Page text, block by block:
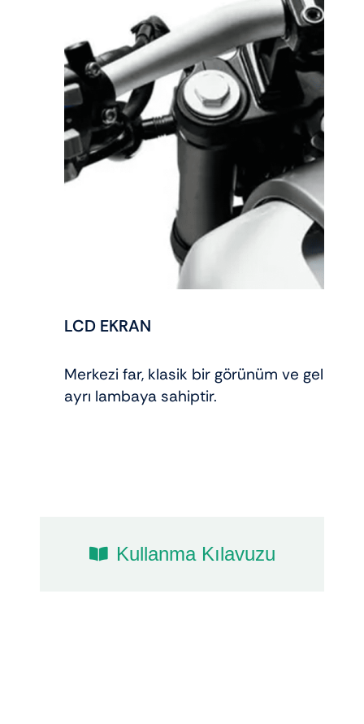
LCD EKRAN
Merkezi far, klasik bir görünüm ve
ayrı lambaya sahiptir.
Kullanma Kılavuzu